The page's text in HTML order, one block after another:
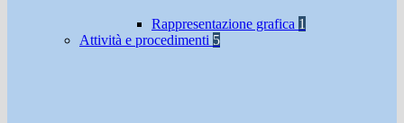
Rappresentazione grafica 1
Attività e procedimenti 5